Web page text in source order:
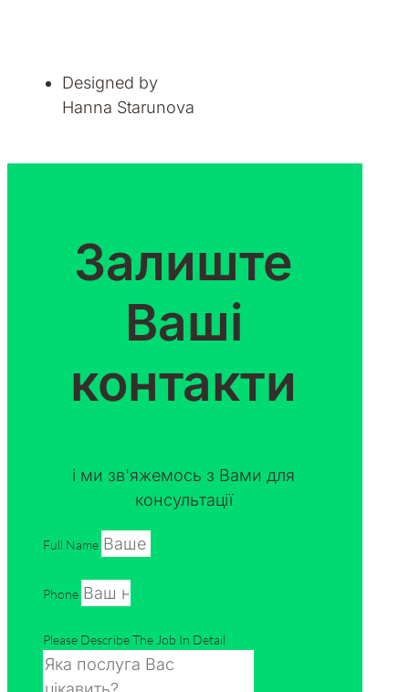
Designed by
Hanna Starunova
Залиште
Ваші
контакти
і ми зв'яжемось з Вами для
консультації
Full Name
Phone
Please Describe The Job In Detail